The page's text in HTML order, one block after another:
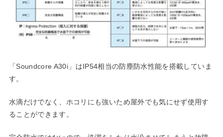
「Soundcore A30i」はIP54相当の防塵防水性能を搭載していま
す。
水滴だけでなく、ホコリにも強いため屋外でも気にせず使用す
ることができます。